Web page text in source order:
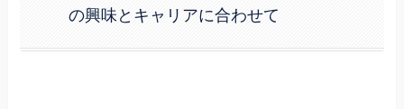
の興味とキャリアに合わせて